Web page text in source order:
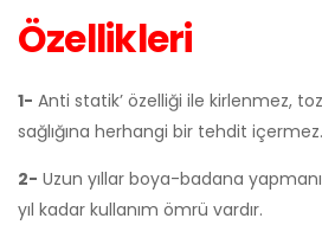
Özellikleri
1- Anti statik’ özelliği ile kirlenmez,
sağlığına herhangi bir tehdit içermez.
2- Uzun yıllar boya-badana
yıl kadar kullanım ömrü vardır.